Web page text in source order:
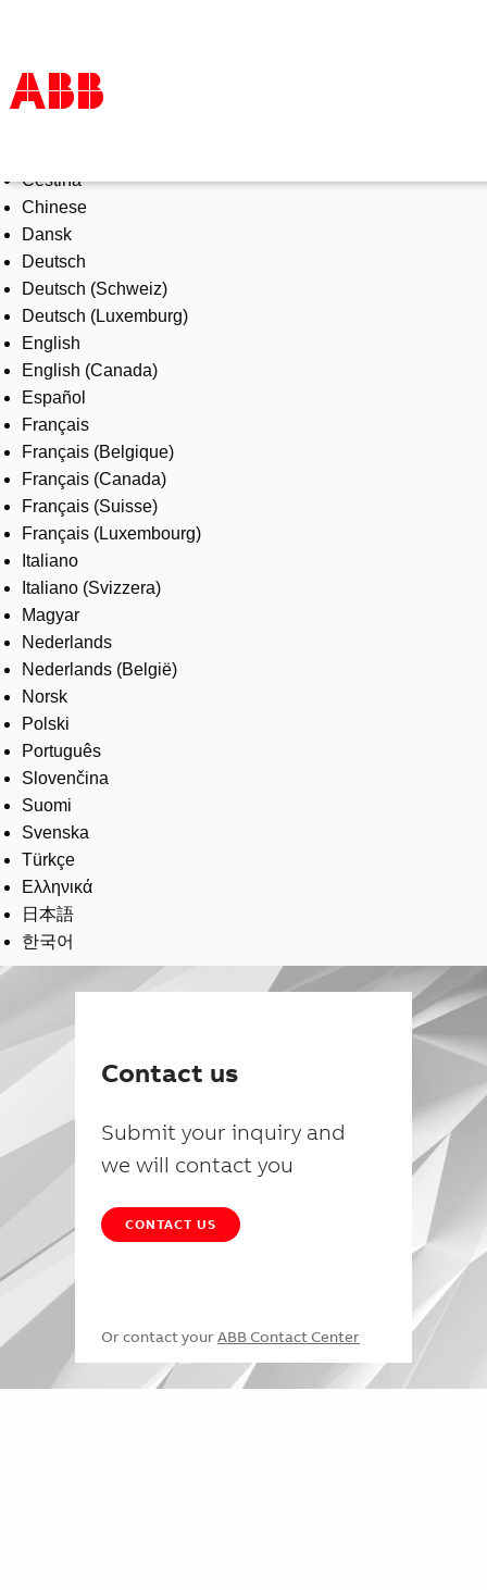
Products & Solutions
Industries
Services
About us
Where to buy
Contact us
Careers
Čeština
Chinese
Dansk
Deutsch
Deutsch (Schweiz)
Deutsch (Luxemburg)
English
English (Canada)
Español
Français
Français (Belgique)
Français (Canada)
Français (Suisse)
Français (Luxembourg)
Italiano
Italiano (Svizzera)
Magyar
Nederlands
Nederlands (België)
Norsk
Polski
Português
Slovenčina
Suomi
Svenska
Türkçe
Ελληνικά
日本語
한국어
Contact us
Submit your inquiry and
we will contact you
CONTACT US
Or contact your ABB Contact Center